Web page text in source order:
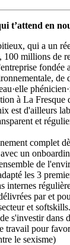
t’attend en
qui a un
millions de
fondée
de
à La Fresque
est d'ailleurs
et
complet
un
de
les 3
internes
par et
et softskills.
s'investir dans
travail pour
le sexisme)